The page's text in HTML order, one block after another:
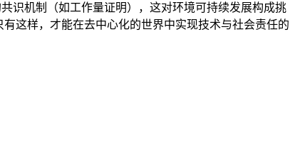
识机制（如工作量证明），这对环境可持续发展构成挑
这样，才能在去中心化的世界中实现技术与社会责任的